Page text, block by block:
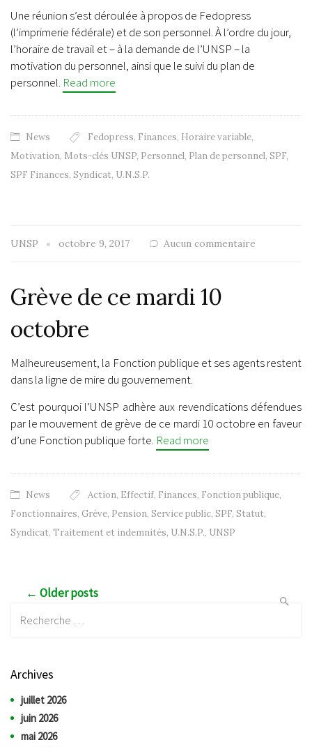
Une réunion s’est déroulée à propos de Fedopress
(l’imprimerie fédérale) et de son personnel. À l’ordre du jour,
l’horaire de travail et – à la demande de l’UNSP – la
motivation du personnel, ainsi que le suivi du plan de
personnel. Read more
News Fedopress, Finances, Horaire variable,
Motivation, Mots-clés UNSP, Personnel, Plan de personnel, SPF,
SPF Finances, Syndicat, U.N.S.P.
UNSP octobre 9, 2017 Aucun commentaire
Grève de ce mardi 10
octobre
Malheureusement, la Fonction publique et ses agents restent
dans la ligne de mire du gouvernement.
C’est pourquoi l’UNSP adhère aux revendications défendues
par le mouvement de grève de ce mardi 10 octobre en faveur
d’une Fonction publique forte. Read more
News Action, Effectif, Finances, Fonction publique,
Fonctionnaires, Grève, Pension, Service public, SPF, Statut,
Syndicat, Traitement et indemnités, U.N.S.P., UNSP
Post navigation
← Older posts
Archives
juillet 2026
juin 2026
mai 2026